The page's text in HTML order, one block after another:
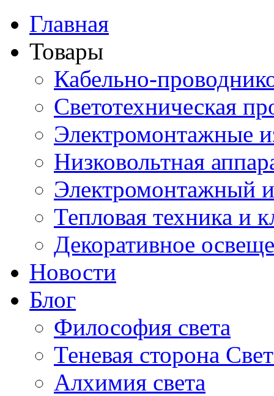
Главная
Товары
Кабельно-
Светотехническая
Электромонтажные
Низковольтная
Электромонтажный
Тепловая техника и
Декоративное
Новости
Блог
Философия света
Теневая сторона
Алхимия света